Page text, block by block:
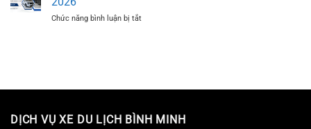
Thiết
thực
tại
Nội
Chức năng bình luận bị tắtở
Carnival
Xế
DỊCH VỤ XE DU LỊCH BÌNH MINH